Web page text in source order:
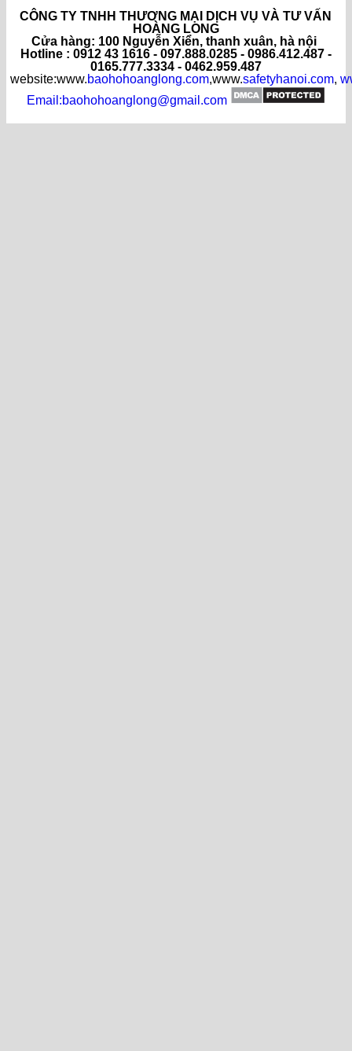
CÔNG TY TNHH THƯƠNG MẠI DỊCH VỤ VÀ TƯ VẤN
HOÀNG LONG
Cửa hàng: 100 Nguyễn Xiển, thanh xuân, hà nội
Hotline : 0912 43 1616 - 097.888.0285 - 0986.412.487 -
0165.777.3334 - 0462.959.487
website:www.baohohoanglong.com,www.safetyhanoi.com,
Email:baohohoanglong@gmail.com